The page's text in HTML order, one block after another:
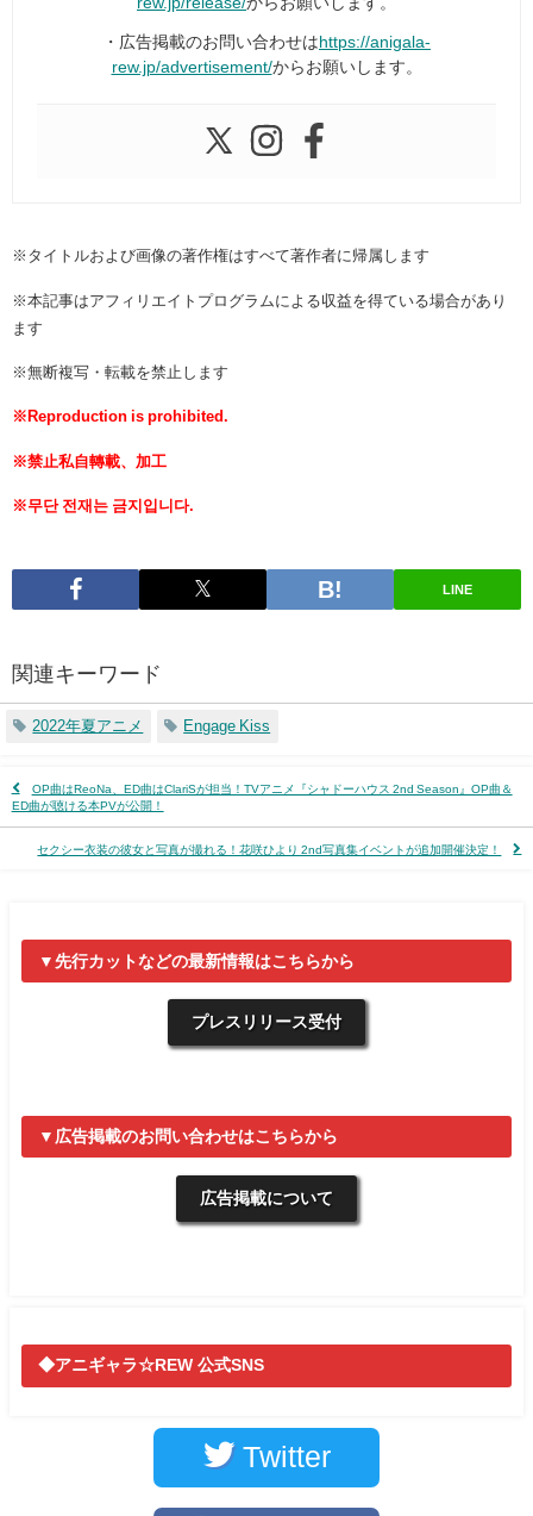
・広告掲載のお問い合わせは https://anigala-
rew.jp/advertisement/からお願いします。
※タイトルおよび画像の著作権はすべて著作者に帰属します
※本記事はアフィリエイトプログラムによる収益を得ている場合があり
ます
※無断複写・転載を禁止します
※Reproduction is prohibited.
※禁止私自轉載、加工
※무단 전재는 금지입니다.
LINE
関連キーワード
2022年夏アニメ Engage Kiss
OP曲はReoNa、ED曲はClariSが担当！TVアニメ『シャドーハウス 2nd Season』OP曲＆
ED曲が聴ける本PVが公開！
セクシー衣装の彼女と写真が撮れる！花咲ひより 2nd写真集イベントが追加開催決定！
▼先行カットなどの最新情報はこちらから
プレスリリース受付
▼広告掲載のお問い合わせはこちらから
広告掲載について
◆アニギャラ☆REW 公式SNS
Twitter